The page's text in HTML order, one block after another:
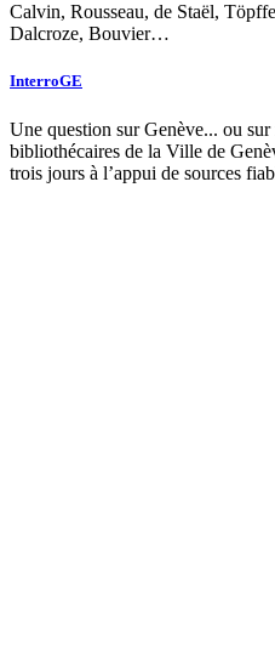
Calvin, Rousseau, de Staël,
Dalcroze, Bouvier…
InterroGE
Une question sur Genève... ou
bibliothécaires de la Ville de
trois jours à l’appui de sources